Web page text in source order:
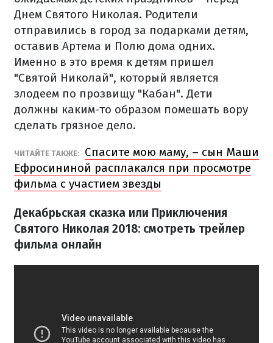
Днем Святого Николая. Родители
отправились в город за подарками детям,
оставив Артема и Полю дома одних.
Именно в это время к детям пришел
"Святой Николай", который является
злодеем по прозвищу "Кабан". Дети
должны каким-то образом помешать вору
сделать грязное дело.
ЧИТАЙТЕ ТАКЖЕ:
Спасите мою маму, – сын Маши
Ефросининой расплакался при просмотре
фильма с участием звезды
Декабрьская сказка или Приключения
Святого Николая 2018: смотреть трейлер
фильма онлайн